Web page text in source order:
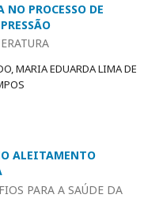
PROCESSO DE
MARIA EDUARDA LIMA DE
ALEITAMENTO
PARA A SAÚDE DA